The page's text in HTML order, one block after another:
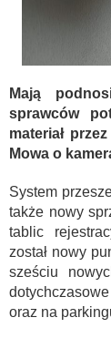
Mają
sprawców
materiał
Mowa o
System
także nowy
tablic
został nowy
sześciu
oraz na